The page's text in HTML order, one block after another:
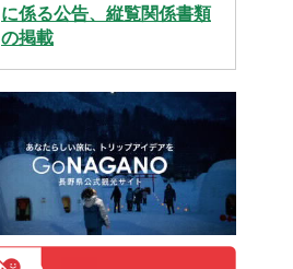
に係る公告、縦覧関係書類
の掲載